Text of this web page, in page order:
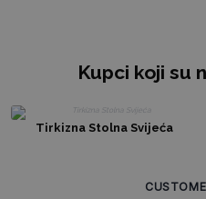
Kupci koji su
Tirkizna Stolna Svijeća